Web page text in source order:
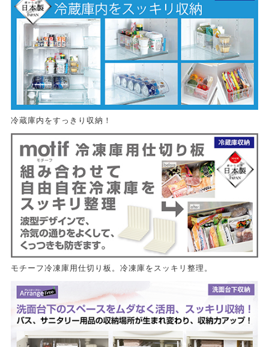
冷蔵庫内をすっきり収納！
モチーフ冷凍庫用仕切り板。冷凍庫をスッキリ整理。